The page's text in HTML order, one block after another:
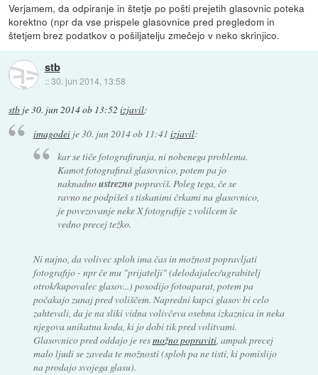
Verjamem, da odpiranje in štetje po pošti prejetih glasovnic poteka
korektno (npr da vse prispele glasovnice pred pregledom in
štetjem brez podatkov o pošiljatelju zmečejo v neko skrinjico.
stb
::30. jun 2014, 13:58
stb je30. jun 2014 ob 13:52 izjavil:
imagodeije30. jun 2014 ob 11:41 izjavil:
kar se tiče fotografiranja, ni nobenega problema.
Kamot fotografiraš glasovnico, potem pa jo
naknadnoustrezno popraviš. Poleg tega, če se
ravno ne podpišeš s tiskanimi črkami na glasovnico,
je povezovanje neke X fotografije z volilcem še
vedno precej težko.
Ni nujno, da volivec sploh ima čas in možnost popravljati
fotografijo - npr če mu "prijatelji" (delodajalec/ugrabitelj
otrok/kupovalec glasov...) posodijo fotoaparat, potem pa
počakajo zunaj pred voliščem. Napredni kupci glasov bi celo
zahtevali, da je na sliki vidna volivčeva osebna izkaznica in neka
njegova unikatna koda, ki jo dobi tik pred volitvami.
Glasovnico pred oddajo je resmožno popraviti, ampak precej
malo ljudi se zaveda te možnosti (sploh pa ne tisti, ki pomislijo
na prodajo svojega glasu).